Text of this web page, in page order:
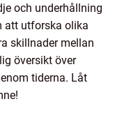
och underhållning
att utforska olika
skillnader mellan
översikt över
tiderna. Låt